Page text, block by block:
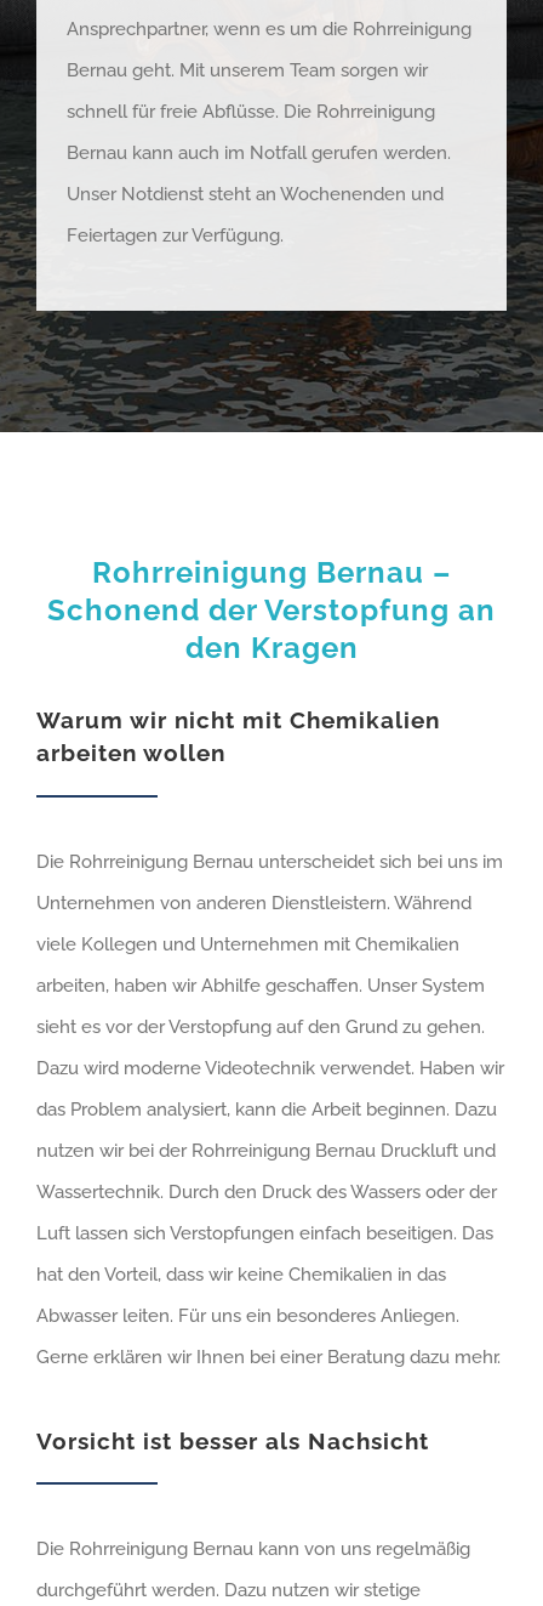
Ansprechpartner, wenn es um die Rohrreinigung
Bernau geht. Mit unserem Team sorgen wir
schnell für freie Abflüsse. Die Rohrreinigung
Bernau kann auch im Notfall gerufen werden.
Unser Notdienst steht an Wochenenden und
Feiertagen zur Verfügung.
Rohrreinigung Bernau –
Schonend der Verstopfung an
den Kragen
Warum wir nicht mit Chemikalien
arbeiten wollen
Die Rohrreinigung Bernau unterscheidet sich bei uns im
Unternehmen von anderen Dienstleistern. Während
viele Kollegen und Unternehmen mit Chemikalien
arbeiten, haben wir Abhilfe geschaffen. Unser System
sieht es vor der Verstopfung auf den Grund zu gehen.
Dazu wird moderne Videotechnik verwendet. Haben wir
das Problem analysiert, kann die Arbeit beginnen. Dazu
nutzen wir bei der Rohrreinigung Bernau Druckluft und
Wassertechnik. Durch den Druck des Wassers oder der
Luft lassen sich Verstopfungen einfach beseitigen. Das
hat den Vorteil, dass wir keine Chemikalien in das
Abwasser leiten. Für uns ein besonderes Anliegen.
Gerne erklären wir Ihnen bei einer Beratung dazu mehr.
Vorsicht ist besser als Nachsicht
Die Rohrreinigung Bernau kann von uns regelmäßig
durchgeführt werden. Dazu nutzen wir stetige